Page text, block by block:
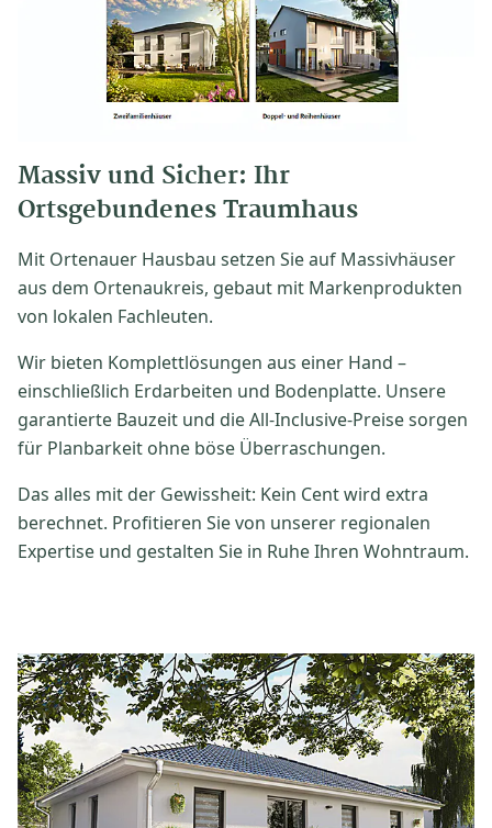
Massiv und Sicher: Ihr
Ortsgebundenes Traumhaus
Mit Ortenauer Hausbau setzen Sie auf Massivhäuser
aus dem Ortenaukreis, gebaut mit Markenprodukten
von lokalen Fachleuten.
Wir bieten Komplettlösungen aus einer Hand –
einschließlich Erdarbeiten und Bodenplatte. Unsere
garantierte Bauzeit und die All-Inclusive-Preise sorgen
für Planbarkeit ohne böse Überraschungen.
Das alles mit der Gewissheit: Kein Cent wird extra
berechnet. Profitieren Sie von unserer regionalen
Expertise und gestalten Sie in Ruhe Ihren Wohntraum.